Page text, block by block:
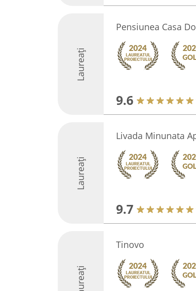
Laureați
Pensiunea Casa
9.6
Laureați
Livada Minunata
9.7
Laureați
Tinovo